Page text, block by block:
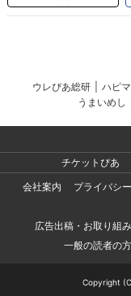
ウレぴあ総研 ハピ
うまいめし
チケットぴあ
会社案内
プライバシ
広告出稿・お取り組
一般の読者の
Copyright